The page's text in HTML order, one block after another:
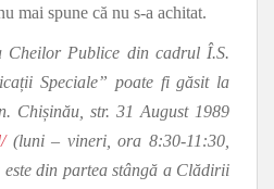
mai spune că nu s-a achitat.
Cheilor Publice din cadrul Î.S.
Speciale” poate fi găsit la
Chișinău, str. 31 August 1989
(luni – vineri, ora 8:30-11:30,
din partea stângă a Clădirii